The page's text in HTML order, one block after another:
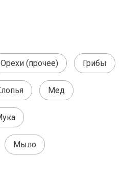
Орехи (прочее) Грибы
Мед
Мыло